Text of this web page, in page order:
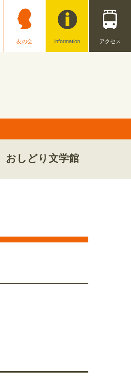
友の会 information アクセス
おしどり文学館